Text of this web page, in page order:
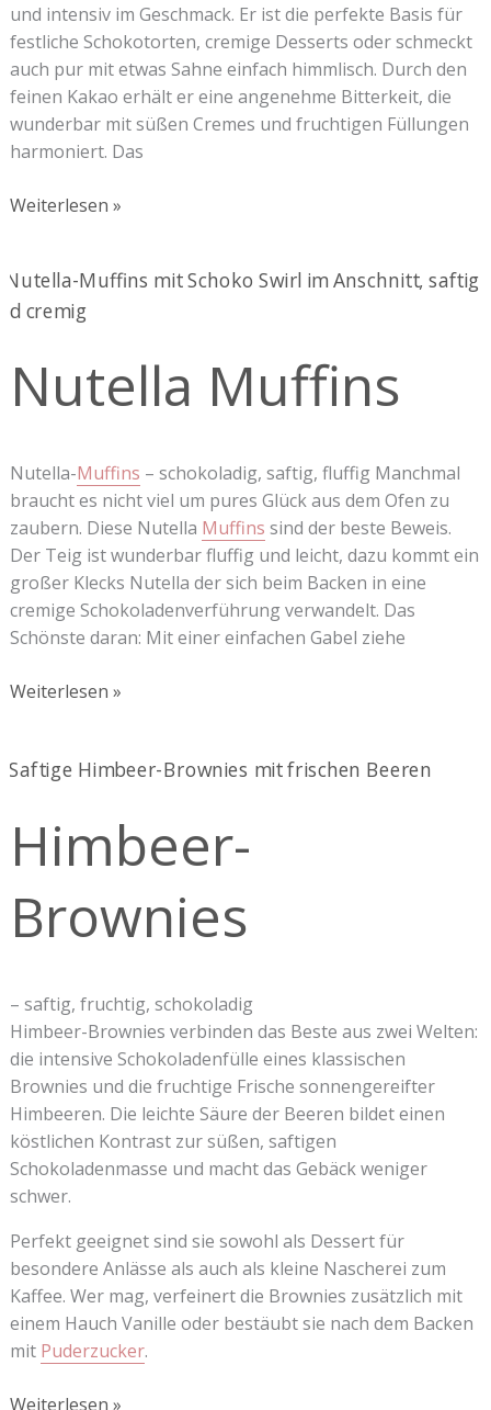
und intensiv im Geschmack. Er ist die perfekte Basis für
festliche Schokotorten, cremige Desserts oder schmeckt
auch pur mit etwas Sahne einfach himmlisch. Durch den
feinen Kakao erhält er eine angenehme Bitterkeit, die
wunderbar mit süßen Cremes und fruchtigen Füllungen
harmoniert. Das
Weiterlesen »
Nutella Muffins
Nutella-Muffins – schokoladig, saftig, fluffig Manchmal
braucht es nicht viel um pures Glück aus dem Ofen zu
zaubern. Diese Nutella Muffins sind der beste Beweis.
Der Teig ist wunderbar fluffig und leicht, dazu kommt ein
großer Klecks Nutella der sich beim Backen in eine
cremige Schokoladenverführung verwandelt. Das
Schönste daran: Mit einer einfachen Gabel ziehe
Nutella
Muffins
Weiterlesen »
Himbeer-
Brownies
– saftig, fruchtig, schokoladig
Himbeer-Brownies verbinden das Beste aus zwei Welten:
die intensive Schokoladenfülle eines klassischen
Brownies und die fruchtige Frische sonnengereifter
Himbeeren. Die leichte Säure der Beeren bildet einen
köstlichen Kontrast zur süßen, saftigen
Schokoladenmasse und macht das Gebäck weniger
schwer.
Perfekt geeignet sind sie sowohl als Dessert für
besondere Anlässe als auch als kleine Nascherei zum
Kaffee. Wer mag, verfeinert die Brownies zusätzlich mit
einem Hauch Vanille oder bestäubt sie nach dem Backen
mit Puderzucker.
Himbeer-
Weiterlesen »